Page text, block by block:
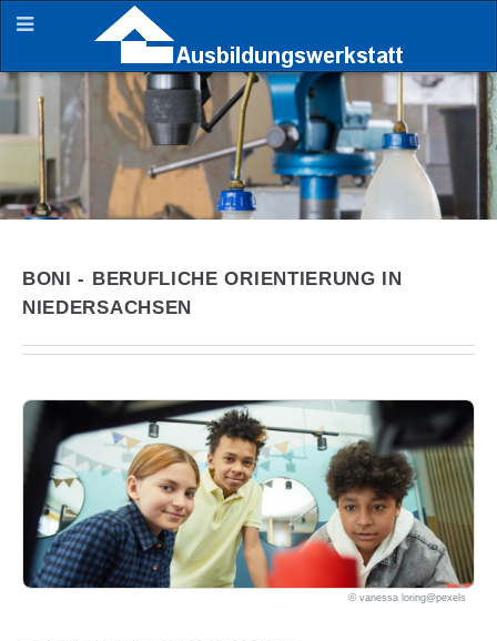
BONI - BERUFLICHE ORIENTIERUNG IN
NIEDERSACHSEN
vanessa loring@pexels